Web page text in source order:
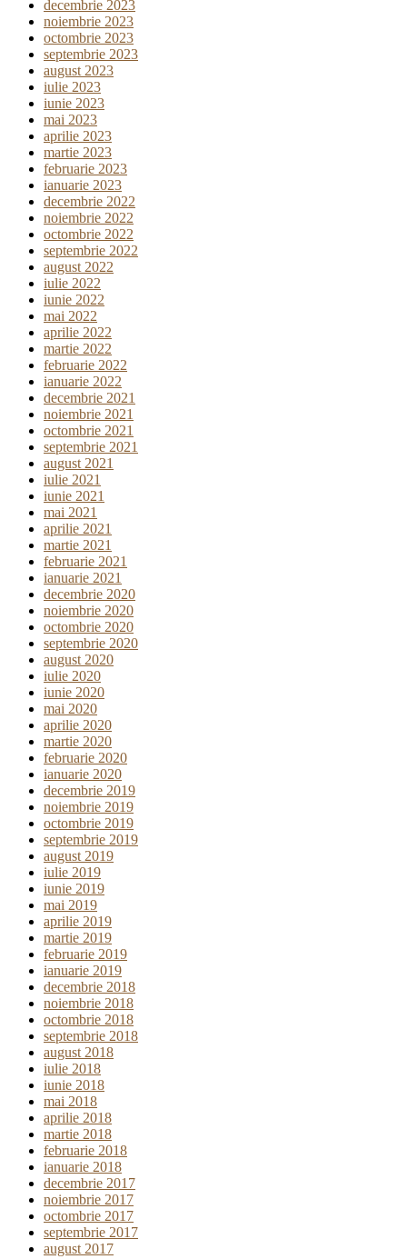
decembrie 2023
noiembrie 2023
octombrie 2023
septembrie 2023
august 2023
iulie 2023
iunie 2023
mai 2023
aprilie 2023
martie 2023
februarie 2023
ianuarie 2023
decembrie 2022
noiembrie 2022
octombrie 2022
septembrie 2022
august 2022
iulie 2022
iunie 2022
mai 2022
aprilie 2022
martie 2022
februarie 2022
ianuarie 2022
decembrie 2021
noiembrie 2021
octombrie 2021
septembrie 2021
august 2021
iulie 2021
iunie 2021
mai 2021
aprilie 2021
martie 2021
februarie 2021
ianuarie 2021
decembrie 2020
noiembrie 2020
octombrie 2020
septembrie 2020
august 2020
iulie 2020
iunie 2020
mai 2020
aprilie 2020
martie 2020
februarie 2020
ianuarie 2020
decembrie 2019
noiembrie 2019
octombrie 2019
septembrie 2019
august 2019
iulie 2019
iunie 2019
mai 2019
aprilie 2019
martie 2019
februarie 2019
ianuarie 2019
decembrie 2018
noiembrie 2018
octombrie 2018
septembrie 2018
august 2018
iulie 2018
iunie 2018
mai 2018
aprilie 2018
martie 2018
februarie 2018
ianuarie 2018
decembrie 2017
noiembrie 2017
octombrie 2017
septembrie 2017
august 2017